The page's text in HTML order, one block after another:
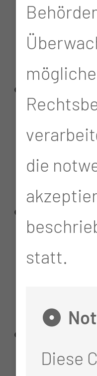
Frau
Sei der
deine
Dr. J.
Strike
mit Manja
die
statt.
Diese